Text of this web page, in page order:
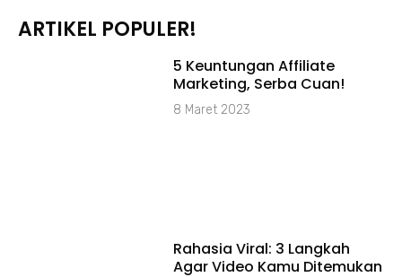
ARTIKEL POPULER!
5 Keuntungan Affiliate
Marketing, Serba Cuan!
8 Maret 2023
Rahasia Viral: 3 Langkah
Agar Video Kamu Ditemukan